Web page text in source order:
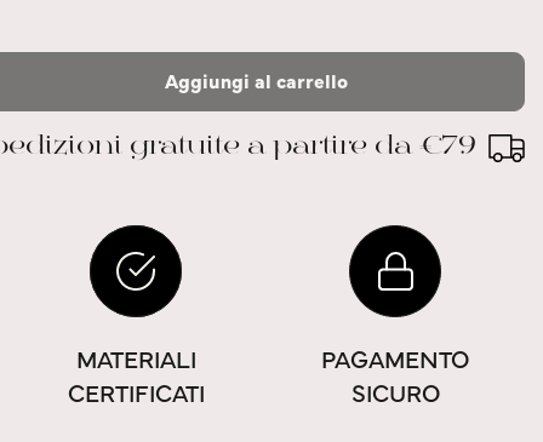
Aggiungi al carrello
gratuite a partire da €79
MATERIALI
CERTIFICATI
PAGAMENTO
SICURO